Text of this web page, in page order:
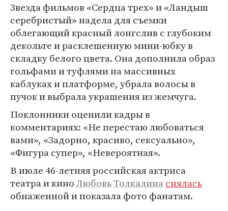
Звезда фильмов «Сердца трех» и «Ландыш
серебристый» надела для съемки
облегающий красный лонгслив с глубоким
декольте и расклешенную мини-юбку в
складку белого цвета. Она дополнила образ
гольфами и туфлями на массивных
каблуках и платформе, убрала волосы в
пучок и выбрала украшения из жемчуга.
Поклонники оценили кадры в
комментариях: «Не перестаю любоваться
вами», «Задорно, красиво, сексуально»,
«Фигура супер», «Невероятная».
В июле 46-летняя российская актриса
театра и киноЛюбовь Толкалинаснялась
обнаженной и показала фото фанатам.